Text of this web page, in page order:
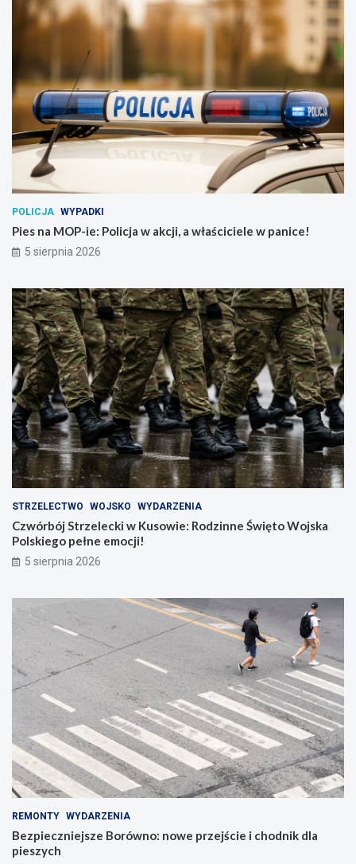
POLICJA WYPADKI
Pies na MOP-ie: Policja w akcji, a właściciele w panice!
5 sierpnia 2026
STRZELECTWO WOJSKO WYDARZENIA
Czwórbój Strzelecki w Kusowie: Rodzinne Święto Wojska
Polskiego pełne emocji!
5 sierpnia 2026
REMONTY WYDARZENIA
Bezpieczniejsze Borówno: nowe przejście i chodnik dla
pieszych